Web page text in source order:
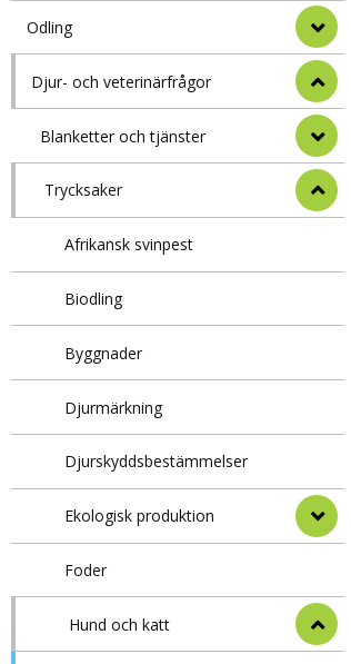
Odling
Djur- och veterinärfrågor
Blanketter och tjänster
Trycksaker
Afrikansk svinpest
Biodling
Byggnader
Djurmärkning
Djurskyddsbestämmelser
Ekologisk produktion
Foder
Hund och katt